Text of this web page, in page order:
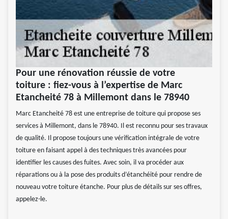
Pour une rénovation réussie de votre
toiture : fiez-vous à l’expertise de Marc
Etancheité 78 à Millemont dans le 78940
Marc Etancheité 78 est une entreprise de toiture qui propose ses
services à Millemont, dans le 78940. Il est reconnu pour ses travaux
de qualité. Il propose toujours une vérification intégrale de votre
toiture en faisant appel à des techniques très avancées pour
identifier les causes des fuites. Avec soin, il va procéder aux
réparations ou à la pose des produits d’étanchéité pour rendre de
nouveau votre toiture étanche. Pour plus de détails sur ses offres,
appelez-le.